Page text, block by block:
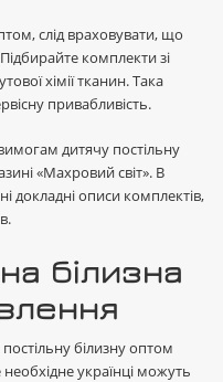
слід враховувати, що
комплекти зі
хімії тканин. Така
привабливість.
дитячу постільну
«Махровий світ». В
докладні описи комплектів,
білизна
білизну оптом
українці можуть